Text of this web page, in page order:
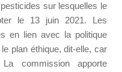
sur lesquelles le
le 13 juin 2021. Les
en lien avec la politique
plan éthique, dit-elle, car
commission apporte